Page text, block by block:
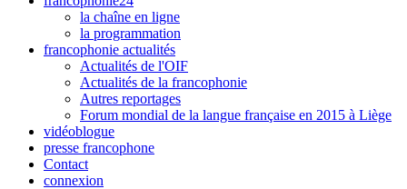
la chaîne en ligne
la programmation
francophonie actualités
Actualités de l'OIF
Actualités de la francophonie
Autres reportages
Forum mondial de la langue française en 2015 à Liège
vidéoblogue
presse francophone
Contact
connexion